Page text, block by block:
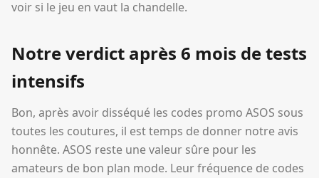
voir si le jeu en vaut la chandelle.
Notre verdict après 6 mois de tests
intensifs
Bon, après avoir disséqué les codes promo ASOS sous
toutes les coutures, il est temps de donner notre avis
honnête. ASOS reste une valeur sûre pour les
amateurs de bon plan mode. Leur fréquence de codes